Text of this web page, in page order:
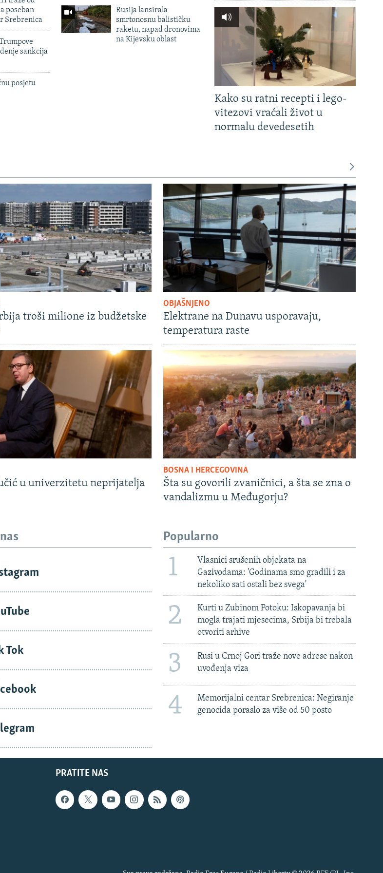
poseban
Srebrenica
sankcija
posjetu
Rusija lansirala
smrtonosnu balističku
raketu, napad dronovima
na Kijevsku oblast
Kako su ratni recepti i lego-
vitezovi vraćali život u
normalu devedesetih
troši milione iz budžetske
OBJAŠNJENO
Elektrane na Dunavu usporavaju,
temperatura raste
u univerzitetu neprijatelja
BOSNA I HERCEGOVINA
Šta su govorili zvaničnici, a šta se zna o
vandalizmu u Međugorju?
Tok
Popularno
1
Vlasnici srušenih objekata na
Gazivodama: 'Godinama smo gradili i za
nekoliko sati ostali bez svega'
2
Kurti u Zubinom Potoku: Iskopavanja bi
mogla trajati mjesecima, Srbija bi trebala
otvoriti arhive
3
Rusi u Crnoj Gori traže nove adrese nakon
uvođenja viza
4
Memorijalni centar Srebrenica: Negiranje
genocida poraslo za više od 50 posto
PRATITE NAS